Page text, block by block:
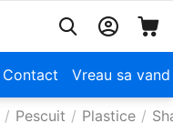
Contact Vreau sa
/ Pescuit / Plastice /